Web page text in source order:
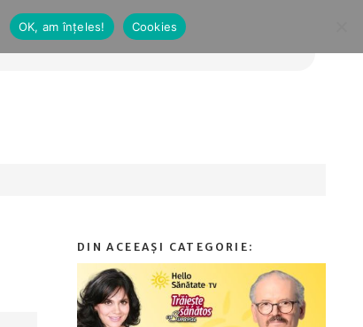
OK, am înțeles! Cookies